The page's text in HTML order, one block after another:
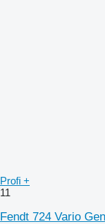
Profi +
11
Fendt 724 Vario